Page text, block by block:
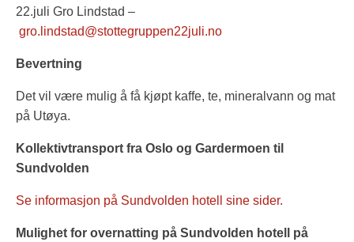
22.juli Gro Lindstad –
gro.lindstad@stottegruppen22juli.no
Bevertning
Det vil være mulig å få kjøpt kaffe, te, mineralvann og mat
på Utøya.
Kollektivtransport fra Oslo og Gardermoen til
Sundvolden
Se informasjon på Sundvolden hotell sine sider.
Mulighet for overnatting på Sundvolden hotell på